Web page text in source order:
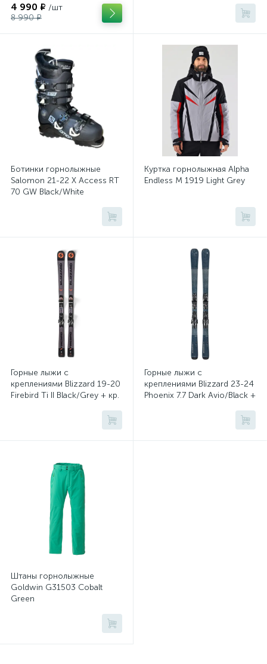
4 990 ₽ /шт
8 990 ₽
Ботинки горнолыжные
Salomon 21-22 X Access RT
70 GW Black/White
Куртка горнолыжная Alpha
Endless M 1919 Light Grey
Горные лыжи с
креплениями Blizzard 19-20
Firebird Ti II Black/Grey + кр.
Горные лыжи с
креплениями Blizzard 23-24
Phoenix 7.7 Dark Avio/Black +
Штаны горнолыжные
Goldwin G31503 Cobalt
Green